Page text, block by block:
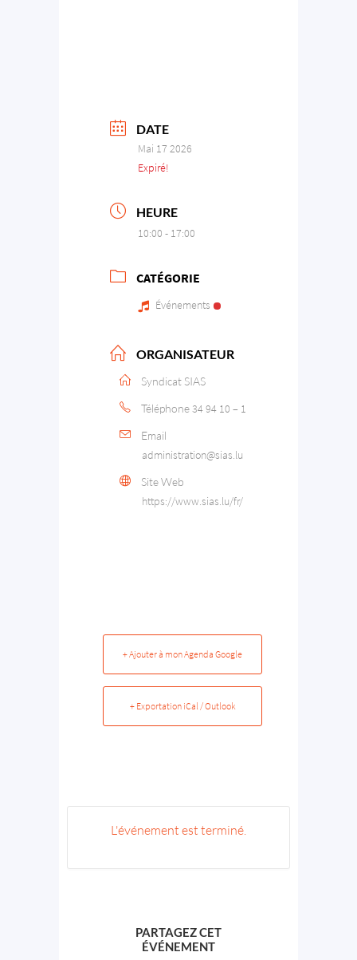
DATE
Mai 17 2026
Expiré!
HEURE
10:00 - 17:00
CATÉGORIE
Événements
ORGANISATEUR
Syndicat SIAS
Téléphone34 94 10 – 1
Email
administration@​sias.​lu
Site Web
https://www.sias.lu/fr/
+ Ajouter à mon Agenda Google
+ Exportation iCal / Outlook
L'événement est terminé.
PARTAGEZ CET
ÉVÉNEMENT